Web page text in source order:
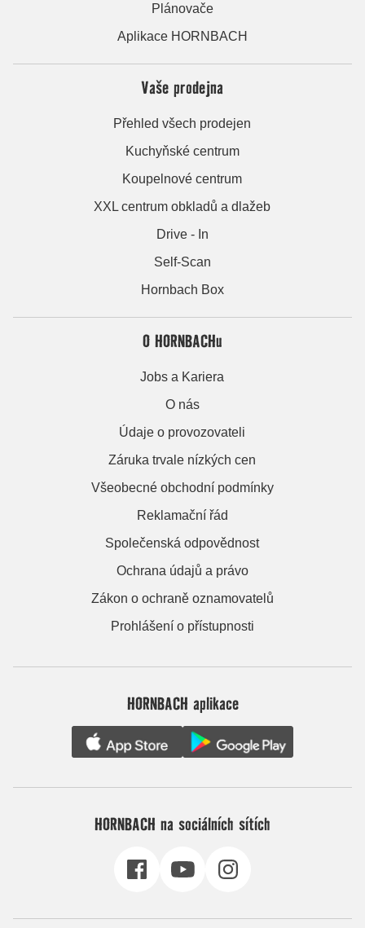
Plánovače
Aplikace HORNBACH
Vaše prodejna
Přehled všech prodejen
Kuchyňské centrum
Koupelnové centrum
XXL centrum obkladů a dlažeb
Drive - In
Self-Scan
Hornbach Box
O HORNBACHu
Jobs a Kariera
O nás
Údaje o provozovateli
Záruka trvale nízkých cen
Všeobecné obchodní podmínky
Reklamační řád
Společenská odpovědnost
Ochrana údajů a právo
Zákon o ochraně oznamovatelů
Prohlášení o přístupnosti
HORNBACH aplikace
HORNBACH na sociálních sítích